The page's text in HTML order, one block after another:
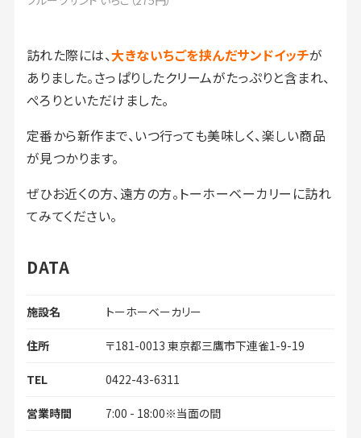
訪れた際には、大きないちごを挟んだサンドイッチが
ありました。さっぱりしたクリームがたっぷりと含まれ、
ぺろりといただけました。
定番から新作まで、いつ行っても美味しく、楽しい商品
が見つかります。
ぜひお近くの方、遠方の方。トーホーベーカリーに訪れ
てみてください。
DATA
施設名 トーホーベーカリー
住所 〒181-0013 東京都三鷹市下連雀1-9-19
TEL 0422-43-6311
営業時間 7:00 - 18:00※当面の間